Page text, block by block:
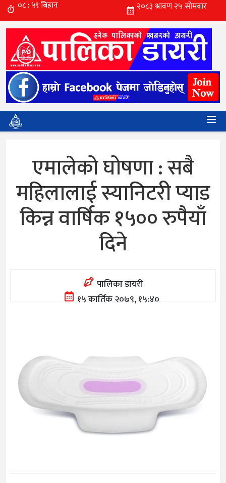
एमालेको घोषणा : सबै
महिलालाई स्यानिटरी प्याड
किन्न वार्षिक १५०० रुपैयाँ
दिने
पालिका डायरी
१५ कार्तिक २०७९, १५:४०